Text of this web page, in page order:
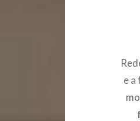
e a